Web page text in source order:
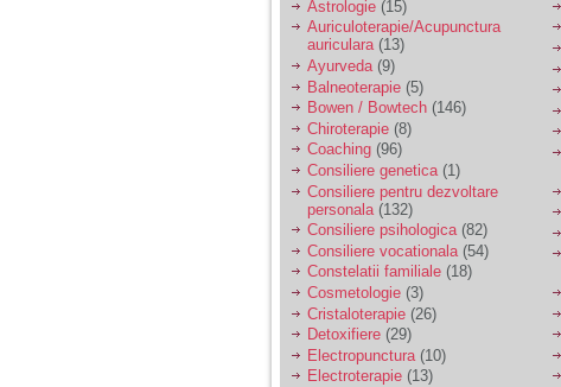
Astrologie (15)
Auriculoterapie/Acupunctura
auriculara(13)
Ayurveda (9)
Balneoterapie (5)
Bowen / Bowtech (146)
Chiroterapie (8)
Coaching (96)
Consiliere genetica (1)
Consiliere pentru dezvoltare
personala (132)
Consiliere psihologica(82)
Consiliere vocationala (54)
Constelatii familiale (18)
Cosmetologie (3)
Cristaloterapie (26)
Detoxifiere (29)
Electropunctura (10)
Electroterapie (13)